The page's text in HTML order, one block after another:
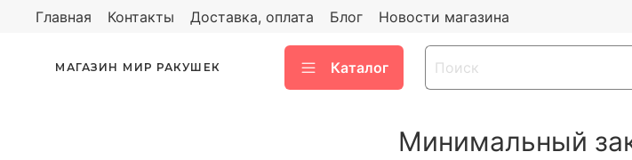
Главная Контакты Доставка, оплата Блог Новости магазина
МАГАЗИН МИР РАКУШЕК Каталог
Минимальный